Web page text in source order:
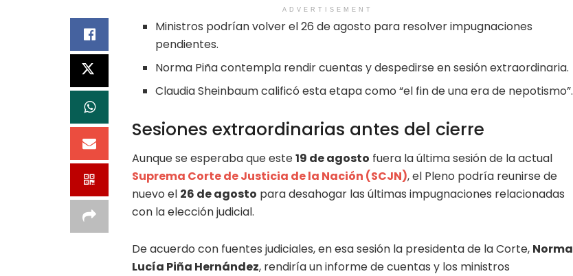
ADVERTISEMENT
Ministros podrían volver el 26 de agosto para resolver impugnaciones
pendientes.
Norma Piña contempla rendir cuentas y despedirse en sesión extraordinaria.
Claudia Sheinbaum calificó esta etapa como “el fin de una era de nepotismo”.
Sesiones extraordinarias antes del cierre
Aunque se esperaba que este19 de agosto fuera la última sesión de la actual
Suprema Corte de Justicia de la Nación (SCJN), el Pleno podría reunirse de
nuevo el 26 de agosto para desahogar las últimas impugnaciones relacionadas
con la elección judicial.
De acuerdo con fuentes judiciales, en esa sesión la presidenta de la Corte, Norma
Lucía Piña Hernández, rendiría un informe de cuentas y los ministros